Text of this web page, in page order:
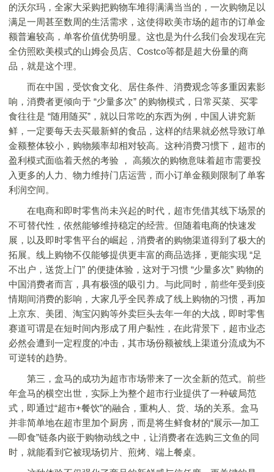
的沃尔玛，全家大采购把购物车堆得满满当当的，一次购物足以
满足一周甚至数周的生活需求，这使得欧美市场的超市的订单金
额普遍较高，单客价值优势明显。这也是为什么我们会发现在完
全仿照欧美模式的山姆会员店、Costco等都是超大份量的商
品，就是这个理。
而在中国，受饮食文化、居住条件、消费观念等多重因素影
响，消费者更倾向于 “少量多次” 的购物模式，日常买菜、买零
食往往是 “随用随买”，就以日常吃的东西为例，中国人讲究新
鲜，一定要每天去买最新鲜的食品，这样的结果就必然导致订单
金额整体较小，购物频率却相对较高。这种消费习惯下，超市的
盈利模式面临着天然的考验 ， 高频次的购物意味着超市需要投
入更多的人力、物力维持门店运营，而小订单金额则限制了单客
利润空间。
在电商和即时零售尚未兴起的时代，超市凭借其线下场景的
不可替代性，依然能够维持稳定的经营。但随着电商的快速发
展，以及即时零售平台的崛起，消费者的购物渠道得到了极大的
拓展。线上购物不仅能够提供更丰富的商品选择，更能实现 “足
不出户，送货上门” 的便捷体验，这对于习惯 “少量多次” 购物的
中国消费者而言，具有极强的吸引力。与此同时，前些年受到疫
情期间消费的影响，大家几乎全民养成了线上购物的习惯，再加
上京东、美团、淘宝闪购等外卖巨头去年一年的大战，即时零售
赛道可谓是在短时间内形成了用户黏性，在此背景下，超市业态
必然会遭到一定程度的冲击，其市场份额被线上渠道分流成为不
可逆转的趋势。
第三，盒马的成功为超市市场带来了一次全新的范式。前些
年盒马的横空出世，实际上为整个超市行业提供了一种破局范
式，即通过“超市+餐饮”的融合，重构人、货、场的关系。盒马
并非简单地在超市里加个厨房，而是将生鲜食材的“展示—加工
—即食”链条内嵌于购物动线之中，让消费者在选购三文鱼的同
时，就能看到它被现场切片、煎烤、端上餐桌。